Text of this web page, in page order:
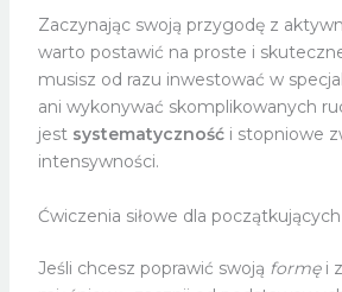
Zaczynając swoją przygodę z
warto postawić na proste i
musisz od razu inwestować w
ani wykonywać skomplikowanych
jest systematycznośći stopniowe
intensywności.
Ćwiczenia siłowe dla początkujących
Jeśli chcesz poprawić swoją formęi